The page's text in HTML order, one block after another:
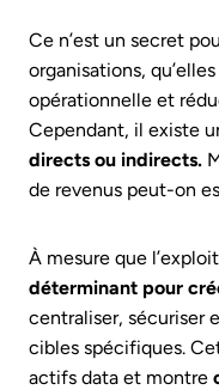
Ce n’est un secret
organisations,
opérationnelle et
Cependant, il existe
directs ou indirects.
de revenus peut-on
À mesure que
déterminant pour
centraliser, sécuriser
cibles spécifiques.
actifs data et montre